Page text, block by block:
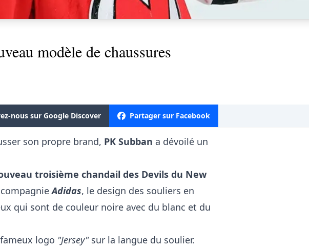
modèle de chaussures
nous sur Google Discover Partager sur Facebook
son propre brand, PK Subban a dévoilé un
troisième chandail des Devils du New
Adidas, le design des souliers en
qui sont de couleur noire avec du blanc et du
logo "Jersey"sur la langue du soulier.